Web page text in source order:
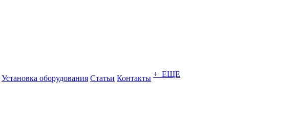
Установка оборудования Статьи Контакты + ЕЩЕ